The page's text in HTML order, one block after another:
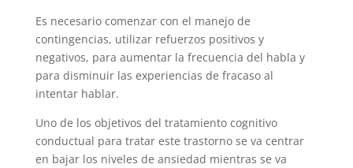
Es necesario comenzar con el manejo de
contingencias, utilizar refuerzos positivos y
negativos, para aumentar la frecuencia del habla y
para disminuir las experiencias de fracaso al
intentar hablar.
Uno de los objetivos del tratamiento cognitivo
conductual para tratar este trastorno se va centrar
en bajar los niveles de ansiedad mientras se va